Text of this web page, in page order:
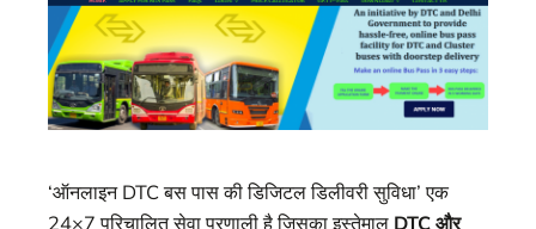
‘ऑनलाइन DTC बस पास की डिजिटल डिलीवरी सुविधा’ एक
24×7 परिचालित सेवा प्रणाली है जिसका इस्तेमाल DTC और